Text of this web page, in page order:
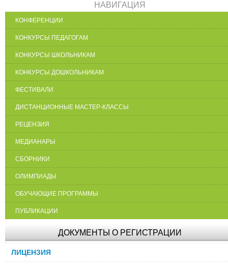
НАВИГАЦИЯ
КОНФЕРЕНЦИИ
КОНКУРСЫ ПЕДАГОГАМ
КОНКУРСЫ ШКОЛЬНИКАМ
КОНКУРСЫ ДОШКОЛЬНИКАМ
ФЕСТИВАЛИ
ДИСТАНЦИОННЫЕ МАСТЕР-КЛАССЫ
РЕЦЕНЗИЯ
МЕДИАНАРЫ
СБОРНИКИ
ОЛИМПИАДЫ
ОБУЧАЮЩИЕ ПРОГРАММЫ
ПУБЛИКАЦИИ
ДОКУМЕНТЫ О РЕГИСТРАЦИИ
ЛИЦЕНЗИЯ